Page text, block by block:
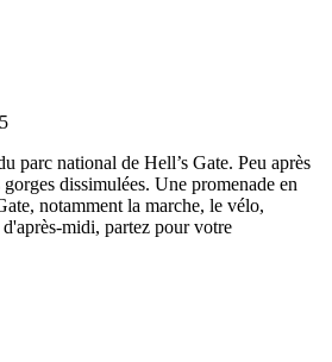
parc national de Hell’s Gate. Peu après
dissimulées. Une promenade en
notamment la marche, le vélo,
midi, partez pour votre